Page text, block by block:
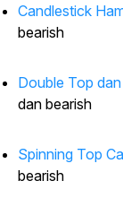
Candlestick
bearish
Double Top
dan bearish
Spinning Top
bearish